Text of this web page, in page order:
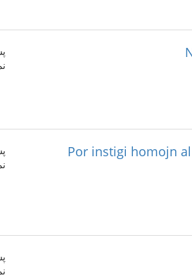
Por instigi homojn